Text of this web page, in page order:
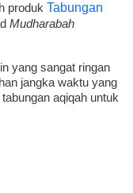
produk Tabungan
Mudharabah
yang sangat ringan
jangka waktu yang
aqiqah untuk